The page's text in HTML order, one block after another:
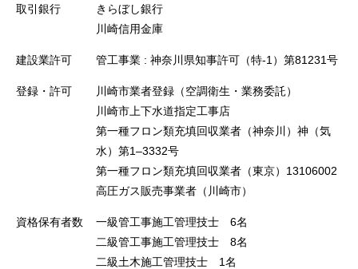
取引銀行
きらぼし銀行
川崎信用金庫
建設業許可 管工事業 : 神奈川県知事許可（特-1）第81231号
登録・許可
川崎市業者登録（空調衛生・業務委託）
川崎市上下水道指定工事店
第一種フロン類充填回収業者（神奈川）神（気
水）第1–3332号
第一種フロン類充填回収業者（東京）13106002
高圧ガス販売事業者（川崎市）
資格保有者数
一級管工事施工管理技士 6名
二級管工事施工管理技士 8名
二級土木施工管理技士 1名